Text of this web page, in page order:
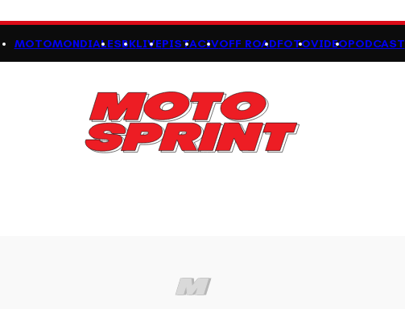
MOTOMONDIALESBKLIVEPISTACIVOFF ROADFOTOVIDEOPODCAST